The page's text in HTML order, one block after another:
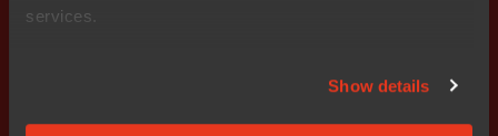
services.
Show details
平台
汽车
博客
关于我们
关于 IAR